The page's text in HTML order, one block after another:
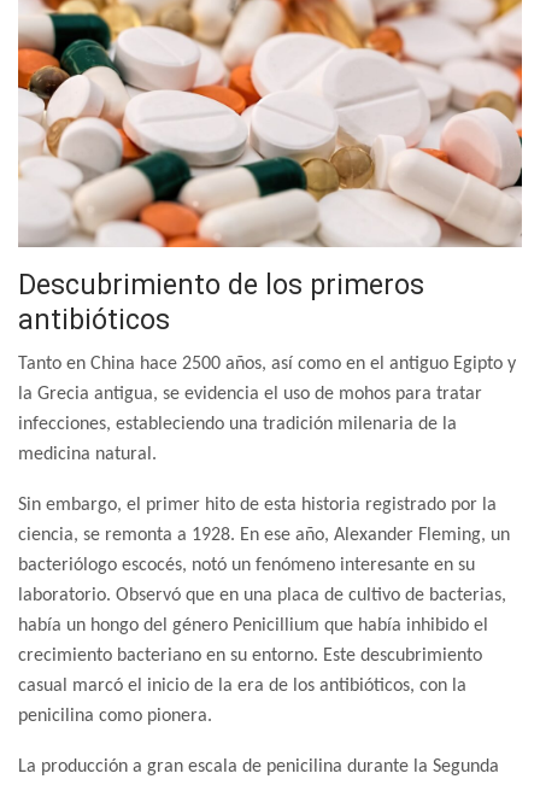
Descubrimiento de los primeros
antibióticos
Tanto en China hace 2500 años, así como en el antiguo Egipto y
la Grecia antigua, se evidencia el uso de mohos para tratar
infecciones, estableciendo una tradición milenaria de la
medicina natural.
Sin embargo, el primer hito de esta historia registrado por la
ciencia, se remonta a 1928. En ese año, Alexander Fleming, un
bacteriólogo escocés, notó un fenómeno interesante en su
laboratorio. Observó que en una placa de cultivo de bacterias,
había un hongo del género Penicillium que había inhibido el
crecimiento bacteriano en su entorno. Este descubrimiento
casual marcó el inicio de la era de los antibióticos, con la
penicilina como pionera.
La producción a gran escala de penicilina durante la Segunda